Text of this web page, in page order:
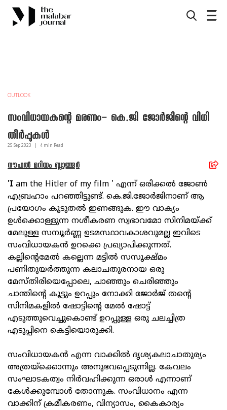
OUTLOOK
സംവിധായകന്റെ മരണം- കെ.ജി ജോര്‍ജിന്റെ വിധി
തീര്‍പ്പുകള്‍
25 Sep 2023 4 min Read
നൗഫല്‍ മറിയം ബ്ലാത്തൂർ
'I am the Hitler of my film ' എന്ന് ഒരിക്കല്‍ ജോണ്‍
എബ്രഹാം പറഞ്ഞിട്ടുണ്ട്. കെ.ജി.ജോര്‍ജിനാണ് ആ
പ്രയോഗം കൂടുതല്‍ ഇണങ്ങുക. ഈ വാക്യം
ഉള്‍ക്കൊള്ളുന്ന നശീകരണ സ്വഭാവമോ സിനിമയ്ക്ക്
മേലുള്ള സമ്പൂര്‍ണ്ണ ഉടമസ്ഥാവകാശവുമല്ല ഇവിടെ
സംവിധായകന്‍ ഉറക്കെ പ്രഖ്യാപിക്കുന്നത്.
കല്ലിന്റെമേല്‍ കല്ലെന്ന മട്ടില്‍ സസൂക്ഷ്മം
പണിതുയര്‍ത്തുന്ന കലാചതുരനായ ഒരു
മേസ്തിരിയെപ്പോലെ, ചാഞ്ഞും ചെരിഞ്ഞും
ചാന്തിന്റെ കൂട്ടും ഉറപ്പും നോക്കി ജോര്‍ജ് തന്റെ
സിനിമകളില്‍ ഷോട്ടിന്റെ മേല്‍ ഷോട്ട്
എടുത്തുവെച്ചുകൊണ്ട് ഉറപ്പുള്ള ഒരു ചലച്ചിത്ര
എടുപ്പിനെ കെട്ടിയൊരുക്കി.
സംവിധായകന്‍ എന്ന വാക്കില്‍ ദൃശ്യകലാചാതുര്യം
അത്രയ്‌ക്കൊന്നും അനുഭവപ്പെടുന്നില്ല. കേവലം
സംഘാടകത്വം നിര്‍വഹിക്കുന്ന ഒരാള്‍ എന്നാണ്
കേള്‍ക്കുമ്പോള്‍ തോന്നുക. സംവിധാനം എന്ന
വാക്കിന് ക്രമീകരണം, വിന്യാസം, കൈകാര്യം